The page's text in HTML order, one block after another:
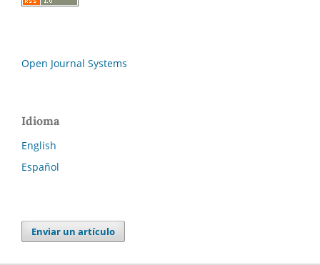
Open Journal Systems
Idioma
English
Español
Enviar un artículo